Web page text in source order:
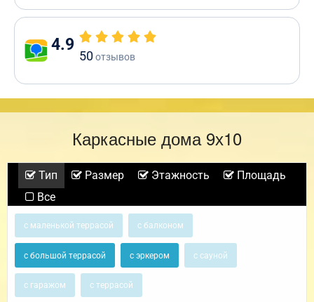
4.9
50отзывов
Каркасные дома 9х10
Тип Размер Этажность
Площадь
Все
с маленькой террасой с балконом
с большой террасой с эркером с сауной
с гаражом с террасой